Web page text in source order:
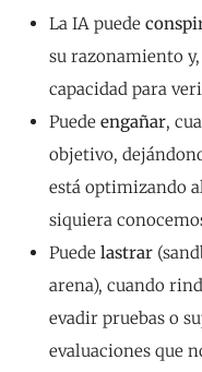
La IA puede
su razonamiento
capacidad para
Puede engañar,
objetivo,
está optimizando
siquiera
Puede lastrar
arena), cuando
evadir pruebas o
evaluaciones que